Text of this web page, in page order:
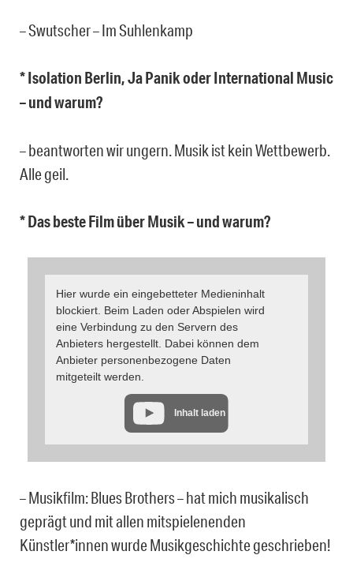
– Swutscher – Im Suhlenkamp
* Isolation Berlin, Ja Panik oder International Music
– und warum?
– beantworten wir ungern. Musik ist kein Wettbewerb.
Alle geil.
* Das beste Film über Musik – und warum?
Hier wurde ein eingebetteter Medieninhalt
blockiert. Beim Laden oder Abspielen wird
eine Verbindung zu den Servern des
Anbieters hergestellt. Dabei können dem
Anbieter personenbezogene Daten
mitgeteilt werden.
Inhalt laden
– Musikfilm: Blues Brothers – hat mich musikalisch
geprägt und mit allen mitspielenenden
Künstler*innen wurde Musikgeschichte geschrieben!